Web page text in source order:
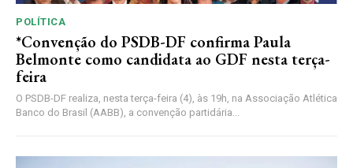
POLÍTICA
*Convenção do PSDB-DF confirma Paula
Belmonte como candidata ao GDF nesta terça-
feira
O PSDB-DF realiza, nesta terça-feira (4), às 19h, na Associação Atlética
Banco do Brasil (AABB), a convenção partidária...